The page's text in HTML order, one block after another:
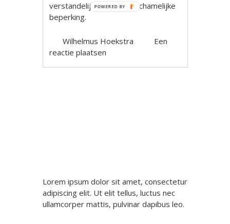
verstandelijk beperking, lichamelijke
beperking.
Wilhelmus Hoekstra
Een
reactie plaatsen
Lorem ipsum dolor sit amet, consectetur
adipiscing elit. Ut elit tellus, luctus nec
ullamcorper mattis, pulvinar dapibus leo.
POWERED BY